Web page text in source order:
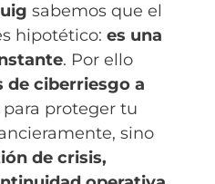
sabemos que el
hipotético: es una
. Por ello
de ciberriesgo a
para proteger tu
sino
de crisis,